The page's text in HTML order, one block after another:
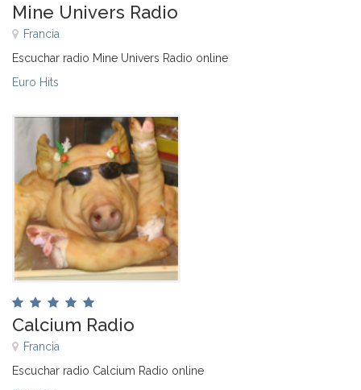
Mine Univers Radio
Francia
Escuchar radio Mine Univers Radio online
Euro Hits
Calcium Radio
Francia
Escuchar radio Calcium Radio online